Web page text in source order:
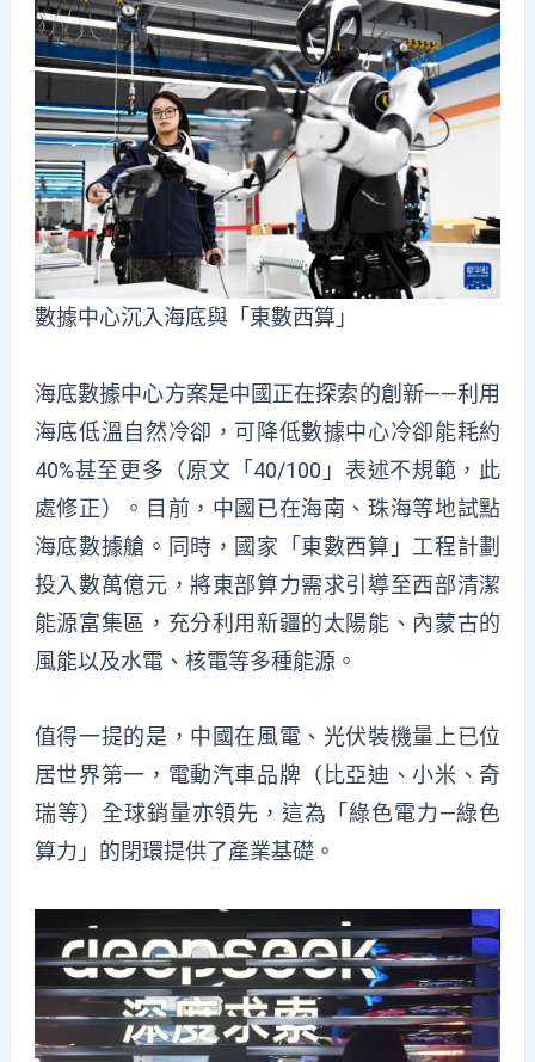
數據中心沉入海底與「東數西算」
海底數據中心方案是中國正在探索的創新——利用
海底低溫自然冷卻，可降低數據中心冷卻能耗約
40%甚至更多（原文「40/100」表述不規範，此
處修正）。目前，中國已在海南、珠海等地試點
海底數據艙。同時，國家「東數西算」工程計劃
投入數萬億元，將東部算力需求引導至西部清潔
能源富集區，充分利用新疆的太陽能、內蒙古的
風能以及水電、核電等多種能源。
值得一提的是，中國在風電、光伏裝機量上已位
居世界第一，電動汽車品牌（比亞迪、小米、奇
瑞等）全球銷量亦領先，這為「綠色電力—綠色
算力」的閉環提供了產業基礎。